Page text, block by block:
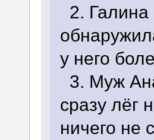
2.
у него
3. Муж
сразу лёг
ничего не